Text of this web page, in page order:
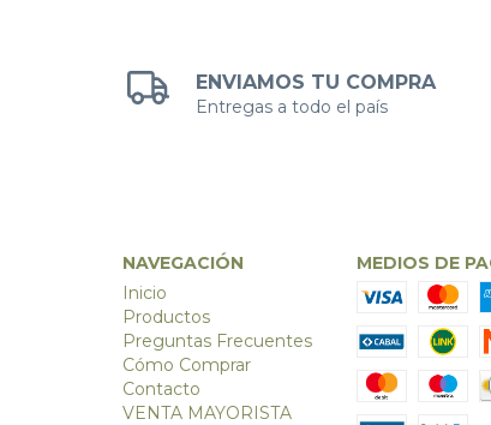
ENVIAMOS TU COMPRA
Entregas a todo el país
NAVEGACIÓN
Inicio
Productos
Preguntas Frecuentes
Cómo Comprar
Contacto
VENTA MAYORISTA
MEDIOS DE